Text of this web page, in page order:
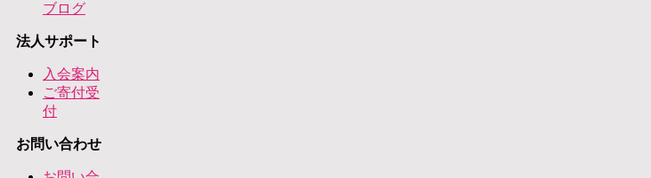
ブログ
法人サポート
入会案内
ご寄付受
付
お問い合わせ